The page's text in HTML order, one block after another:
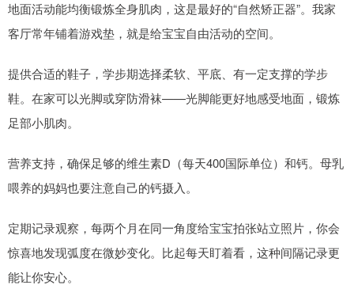
地面活动能均衡锻炼全身肌肉，这是最好的“自然矫正器”。我家
客厅常年铺着游戏垫，就是给宝宝自由活动的空间。
提供合适的鞋子，学步期选择柔软、平底、有一定支撑的学步
鞋。在家可以光脚或穿防滑袜——光脚能更好地感受地面，锻炼
足部小肌肉。
营养支持，确保足够的维生素D（每天400国际单位）和钙。母乳
喂养的妈妈也要注意自己的钙摄入。
定期记录观察，每两个月在同一角度给宝宝拍张站立照片，你会
惊喜地发现弧度在微妙变化。比起每天盯着看，这种间隔记录更
能让你安心。